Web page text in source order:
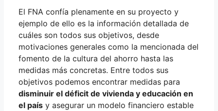
El FNA confía plenamente en su proyecto y
ejemplo de ello es la información detallada de
cuáles son todos sus objetivos, desde
motivaciones generales como la mencionada del
fomento de la cultura del ahorro hasta las
medidas más concretas. Entre todos sus
objetivos podemos encontrar medidas para
disminuir el déficit de vivienda y educación en
el país y asegurar un modelo financiero estable